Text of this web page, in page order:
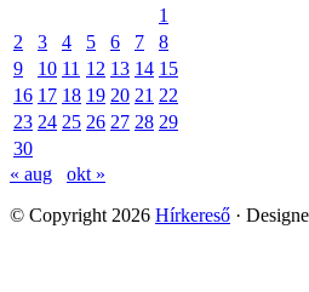
1
2
3 4 5 6 7
8
9
10 11 12 13 14 15
16 17 18 19 20 21 22
23 24 25 26 27 28 29
30
« aug
okt »
© Copyright 2026 Hírkereső ·